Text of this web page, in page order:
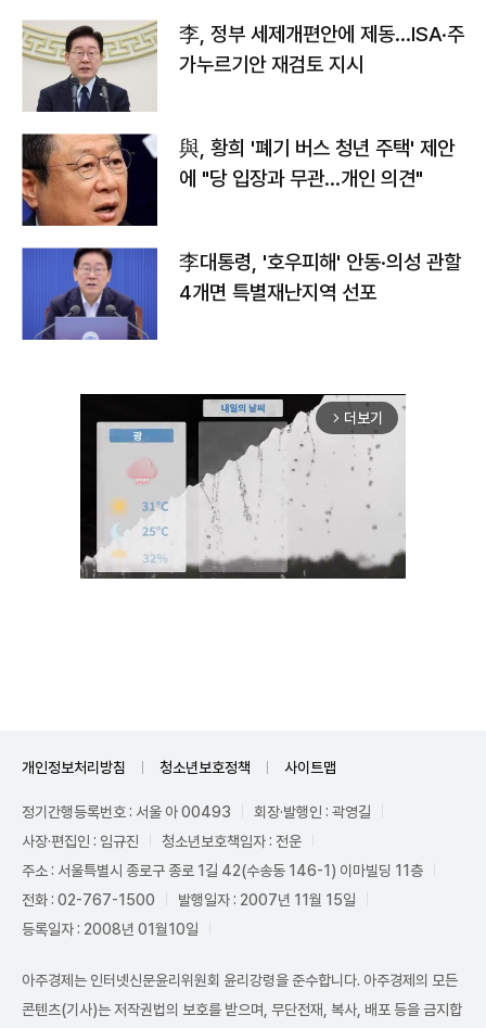
李, 정부 세제개편안에 제동…ISA·주
가누르기안 재검토 지시
與, 황희 '폐기 버스 청년 주택' 제안
에 "당 입장과 무관…개인 의견"
李대통령, '호우피해' 안동·의성 관할
4개면 특별재난지역 선포
arrow_forward_ios 더보기
개인정보처리방침 청소년보호정책 사이트맵
정기간행등록번호 : 서울 아 00493
회장·발행인 : 곽영길
사장·편집인 : 임규진
청소년보호책임자 : 전운
주소 : 서울특별시 종로구 종로 1길 42(수송동 146-1) 이마빌딩 11층
전화 : 02-767-1500
발행일자 : 2007년 11월 15일
등록일자 : 2008년 01월10일
아주경제는 인터넷신문윤리위원회 윤리강령을 준수합니다. 아주경제의 모든
콘텐츠(기사)는 저작권법의 보호를 받으며, 무단전재, 복사, 배포 등을 금지합